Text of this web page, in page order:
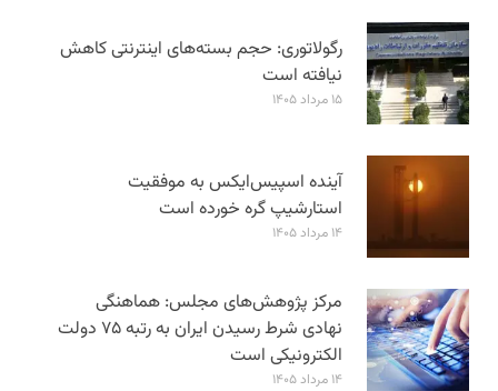
رگولاتوری: حجم بسته‌های اینترنتی کاهش
نیافته است
۱۵ مرداد ۱۴۰۵
آینده اسپیس‌ایکس به موفقیت
استارشیپ گره خورده است
۱۴ مرداد ۱۴۰۵
مرکز پژوهش‌های مجلس: هماهنگی
نهادی شرط رسیدن ایران به رتبه ۷۵ دولت
الکترونیکی است
۱۴ مرداد ۱۴۰۵